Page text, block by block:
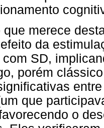
que merece
da
SD,
porém
que
o